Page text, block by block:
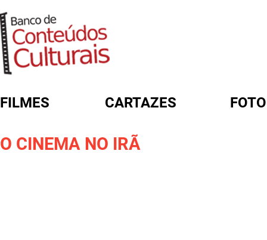
FILMES CARTAZES
O CINEMA NO IRÃ
FORMULÁRIO DE BUSCA